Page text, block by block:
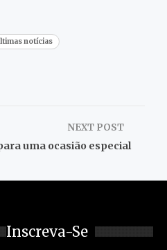
notícias
NEXT POST
uma ocasião especial
Inscreva-Se